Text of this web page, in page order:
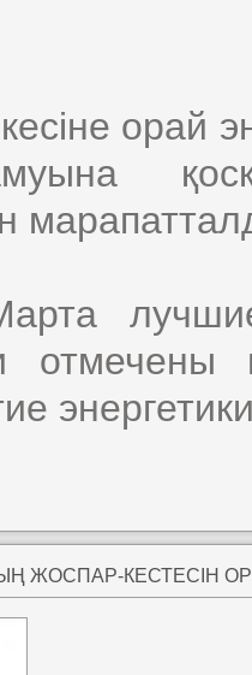
орай
лучшие
отмечены
ЖОСПАР-КЕСТЕСІН